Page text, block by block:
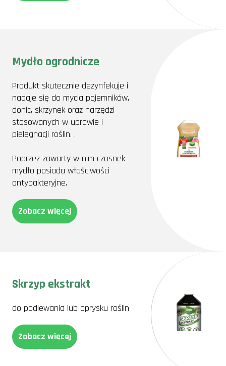
Mydło ogrodnicze
Produkt skutecznie dezynfekuje i
nadaje się do mycia pojemników,
donic, skrzynek oraz narzędzi
stosowanych w uprawie i
pielęgnacji roślin. .
Poprzez zawarty w nim czosnek
mydło posiada właściwości
antybakteryjne.
Zobacz więcej
Skrzyp ekstrakt
do podlewania lub oprysku roślin
Zobacz więcej